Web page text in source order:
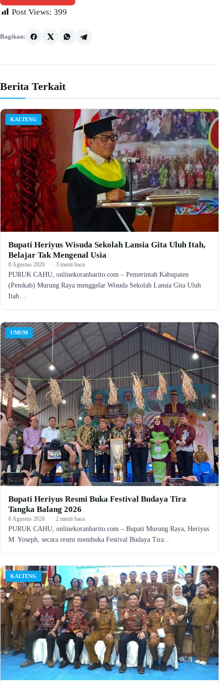
Post Views: 399
Bagikan:
Berita Terkait
KALTENG
Bupati Heriyus Wisuda Sekolah Lansia Gita Uluh Itah,
Belajar Tak Mengenal Usia
6 Agustus 2026 · 3 menit baca
PURUK CAHU, onlinekoranbarito.com – Pemerintah Kabupaten
(Pemkab) Murung Raya menggelar Wisuda Sekolah Lansia Gita Uluh
Itah…
UMUM
Bupati Heriyus Resmi Buka Festival Budaya Tira
Tangka Balang 2026
6 Agustus 2026 · 2 menit baca
PURUK CAHU, onlinekoranbarito.com – Bupati Murung Raya, Heriyus
M. Yoseph, secara resmi membuka Festival Budaya Tira…
KALTENG